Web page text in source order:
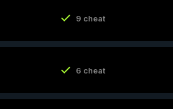
9 cheat
6 cheat